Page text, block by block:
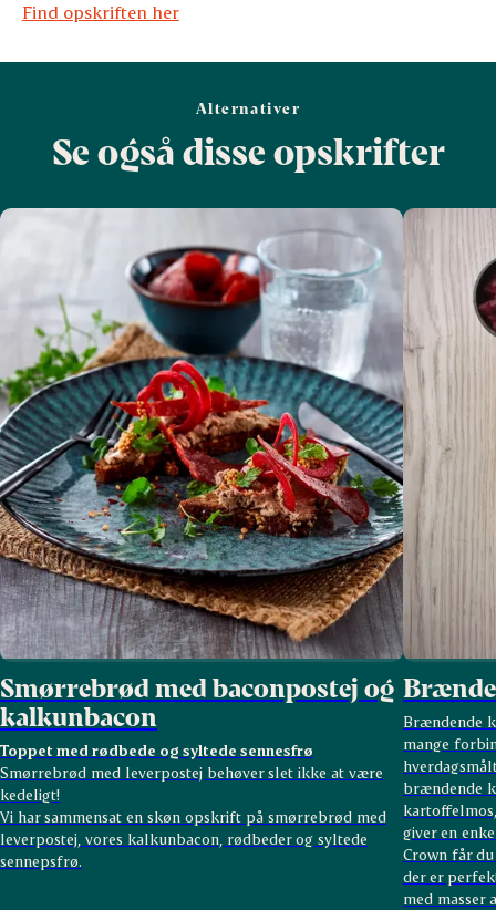
Find opskriften her
Alternativer
Se også disse opskrifter
Smørrebrød med baconpostej og
kalkunbacon
Toppet med rødbede og syltede sennesfrø
Smørrebrød med leverpostej behøver slet ikke at være
kedeligt!
Vi har sammensat en skøn opskrift på smørrebrød med
leverpostej, vores kalkunbacon, rødbeder og syltede
sennepsfrø.
Brændende
mange
brændende
giver en
Crown får
der er
med masser